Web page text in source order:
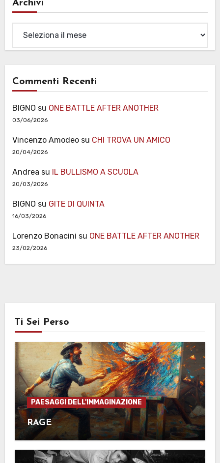
Archivi
Commenti Recenti
BIGNO su ONE BATTLE AFTER ANOTHER
03/06/2026
Vincenzo Amodeosu CHI TROVA UN AMICO
20/04/2026
Andrea su IL BULLISMO A SCUOLA
20/03/2026
BIGNO su GITE DI QUINTA
16/03/2026
Lorenzo Bonacini su ONE BATTLE AFTER ANOTHER
23/02/2026
Ti Sei Perso
PAESAGGI DELL'IMMAGINAZIONE
RAGE